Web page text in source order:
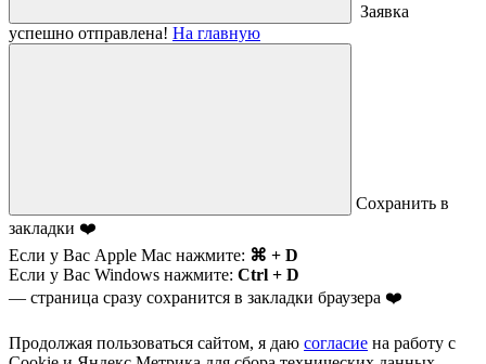
Заявка
успешно отправлена! На главную
Сохранить в
закладки ❤️
Если у Вас Apple Mac нажмите: ⌘ + D
Если у Вас Windows нажмите: Ctrl + D
— страница сразу сохранится в закладки браузера ❤️
Продолжая пользоваться сайтом, я даю согласие на работу с